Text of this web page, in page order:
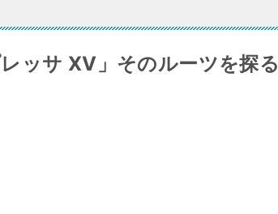
ッサ XV」そのルーツを探る